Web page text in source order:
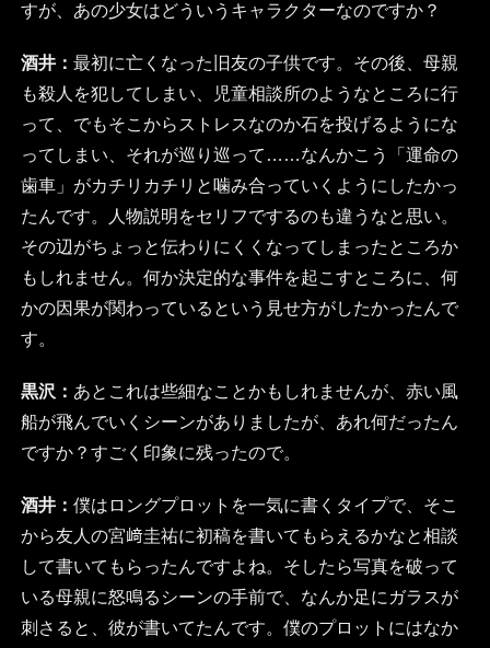
すが、あの少女はどういうキャラクターなのですか？
酒井： 最初に亡くなった旧友の子供です。その後、母親
も殺人を犯してしまい、児童相談所のようなところに行
って、でもそこからストレスなのか石を投げるようにな
ってしまい、それが巡り巡って……なんかこう「運命の
歯車」がカチリカチリと噛み合っていくようにしたかっ
たんです。人物説明をセリフでするのも違うなと思い。
その辺がちょっと伝わりにくくなってしまったところか
もしれません。何か決定的な事件を起こすところに、何
かの因果が関わっているという見せ方がしたかったんで
す。
黒沢： あとこれは些細なことかもしれませんが、赤い風
船が飛んでいくシーンがありましたが、あれ何だったん
ですか？すごく印象に残ったので。
酒井： 僕はロングプロットを一気に書くタイプで、そこ
から友人の宮﨑圭祐に初稿を書いてもらえるかなと相談
して書いてもらったんですよね。そしたら写真を破って
いる母親に怒鳴るシーンの手前で、なんか足にガラスが
刺さると、彼が書いてたんです。僕のプロットにはなか